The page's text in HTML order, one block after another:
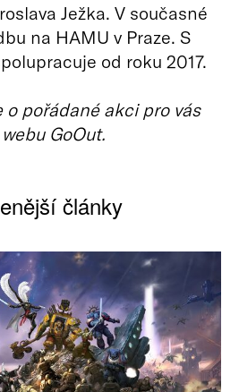
Ježka. V současné
na HAMU v Praze. S
od roku 2017.
o pořádané akci pro vás
GoOut.
články